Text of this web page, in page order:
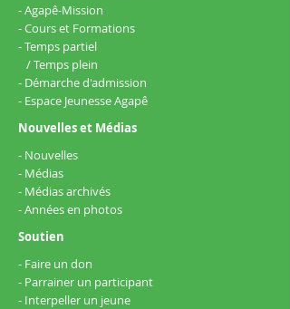
- Agapê-Mission
- Cours et Formations
- Temps partiel
/ Temps plein
- Démarche d'admission
​- Espace Jeunesse Agapê
Nouvelles et Médias
- Nouvelles
- Médias
- Médias archivés
- Années en photos
Soutien
- Faire un don
- Parrainer un participant
- Interpeller un jeune